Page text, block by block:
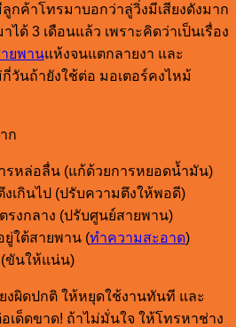
กค้าโทรมาบอกว่าลู่วิ่งมีเสียงดังมาก
ด้ 3 เดือนแล้ว เพราะคิดว่าเป็นเรื่อง
ยพานแห้งจนแตกลายงา และ
วันถ้ายังใช้ต่อ มอเตอร์คงไหม้
ก
รหล่อลื่น (แก้ด้วยการหยอดน้ำมัน)
เกินไป (ปรับความตึงให้พอดี)
รงกลาง (ปรับศูนย์สายพาน)
ใต้สายพาน (ทำความสะอาด)
ขันให้แน่น)
งผิดปกติ ให้หยุดใช้งานทันที และ
เด็ดขาด! ถ้าไม่มั่นใจ ให้โทรหาช่าง